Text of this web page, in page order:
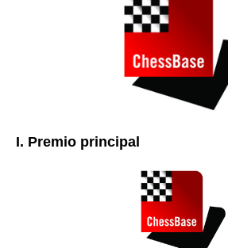
I. Premio principal